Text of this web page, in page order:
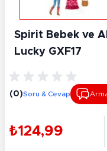
Spirit Bebek ve
Lucky GXF17
(0)Soru & Cevap
₺124,99